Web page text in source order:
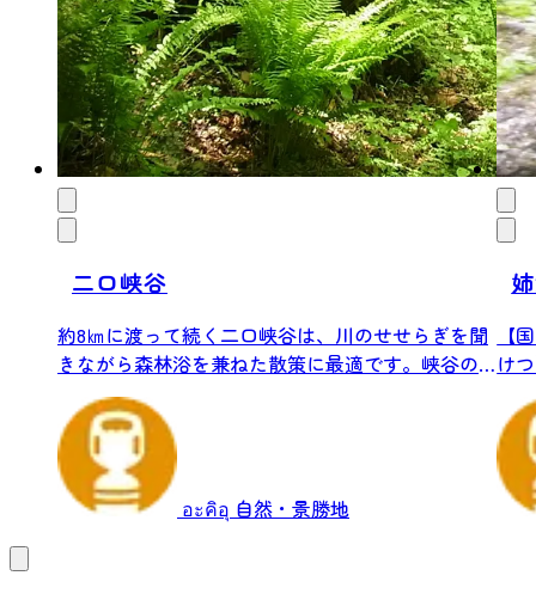
二口峡谷
約8㎞に渡って続く二口峡谷は、川のせせらぎを聞
きながら森林浴を兼ねた散策に最適です。峡谷の
ハイ...
อะคิอุ 自然・景勝地
【
け